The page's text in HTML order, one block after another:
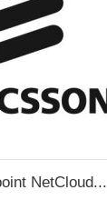
NetCloud...